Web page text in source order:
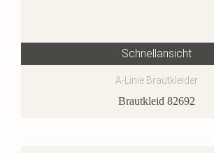
Schnellansicht
A-Linie Brautkleider
Brautkleid 82692